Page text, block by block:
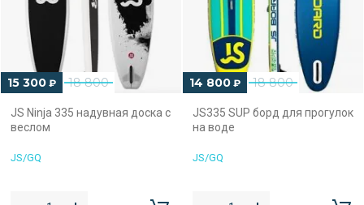
18 800
15 300 ₽
JS Ninja 335 надувная доска с
веслом
JS/GQ
18 800
14 800 ₽
JS335 SUP борд для прогулок
на воде
JS/GQ